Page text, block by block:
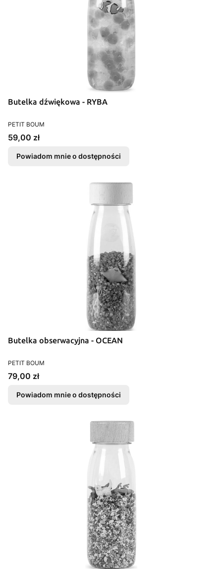
Butelka dźwiękowa - RYBA
PRODUCENT
PETIT BOUM
Cena
59,00 zł
Powiadom mnie o dostępności
Butelka obserwacyjna - OCEAN
PRODUCENT
PETIT BOUM
Cena
79,00 zł
Powiadom mnie o dostępności